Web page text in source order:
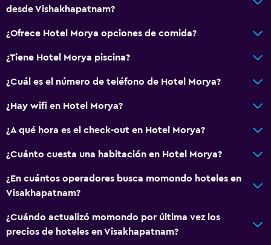
desde Vishakhapatnam?
¿Ofrece Hotel Morya opciones de comida?
¿Tiene Hotel Morya piscina?
¿Cuál es el número de teléfono de Hotel Morya?
¿Hay wifi en Hotel Morya?
¿A qué hora es el check-out en Hotel Morya?
¿Cuánto cuesta una habitación en Hotel Morya?
¿En cuántos operadores busca momondo hoteles en
Visakhapatnam?
¿Cuándo actualizó momondo por última vez los
precios de hoteles en Visakhapatnam?